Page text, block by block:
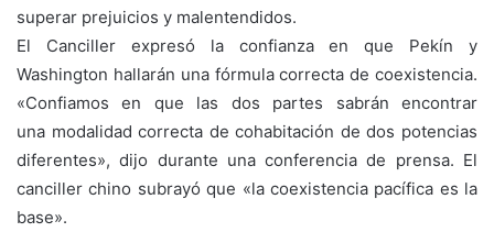
superar prejuicios y malentendidos.
El Canciller expresó la confianza en que Pekín y
Washington hallarán una fórmula correcta de coexistencia.
«Confiamos en que las dos partes sabrán encontrar
una modalidad correcta de cohabitación de dos potencias
diferentes», dijo durante una conferencia de prensa. El
canciller chino subrayó que «la coexistencia pacífica es la
base».